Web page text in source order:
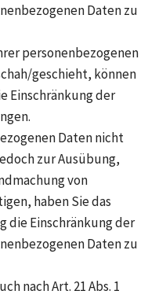
Daten zu
personenbezogenen
geschieht, können
Einschränkung der
Daten nicht
zur Ausübung,
von
haben Sie das
die Einschränkung der
Daten zu
nach Art. 21 Abs. 1